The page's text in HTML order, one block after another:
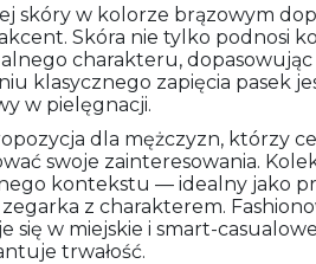
skóry w kolorze brązowym
Skóra nie tylko podnosi
charakteru, dopasowując
klasycznego zapięcia pasek
w pielęgnacji.
dla mężczyzn, którzy
swoje zainteresowania.
kontekstu — idealny jako
z charakterem.
się w miejskie i smart-
trwałość.